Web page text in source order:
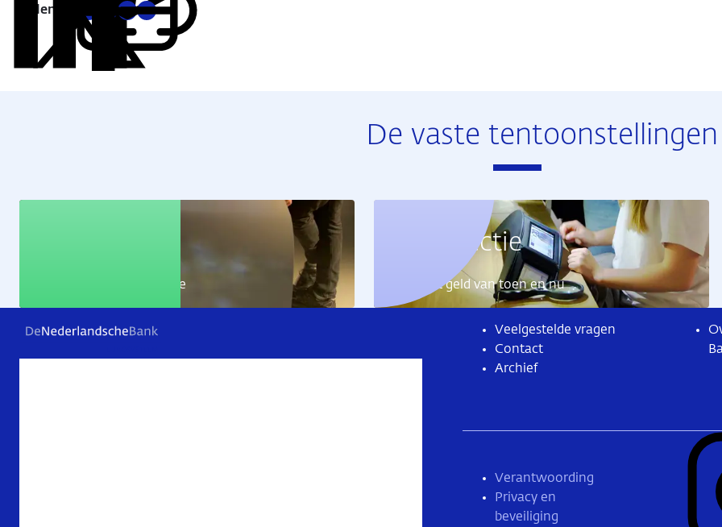
Delen:
DeelDeel
via
Deel
Facebook
Deel
via
E-
Kopieer
deze
URL
De vaste tentoonstellingen
Leer alles over de economie
Geldcollectie
Ontdek het geld van toen en nu
Veelgestelde vragen
Contact
Archief
Verantwoording
Privacy en
beveiliging